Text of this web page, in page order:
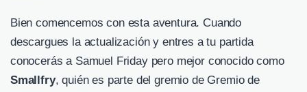
Bien comencemos con esta aventura. Cuando
descargues la actualización y entres a tu partida
conocerás a Samuel Friday pero mejor conocido como
Smallfry, quién es parte del gremio de Gremio de